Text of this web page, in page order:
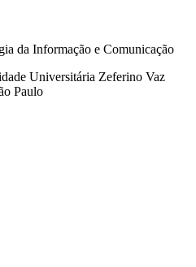
da Informação e Comunicação
Universitária Zeferino Vaz
Paulo